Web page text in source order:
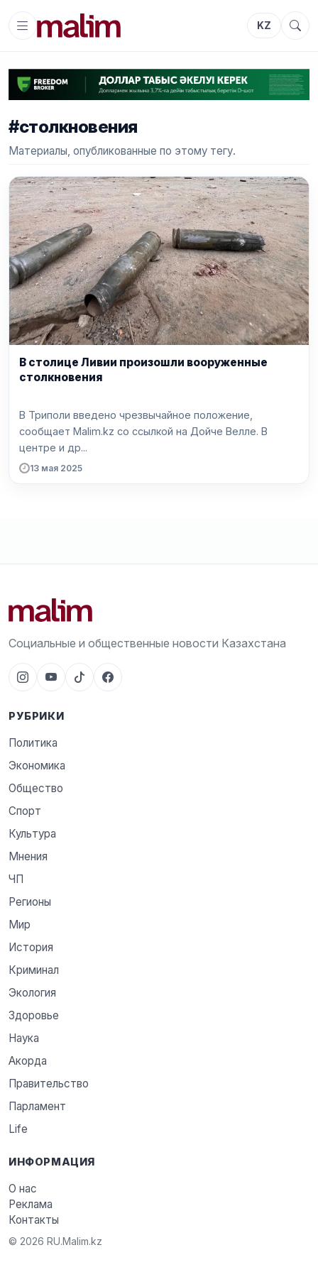
KZ
#столкновения
Материалы, опубликованные по этому тегу.
В столице Ливии произошли вооруженные
столкновения
В Триполи введено чрезвычайное положение,
сообщает Malim.kz со ссылкой на Дойче Велле. В
центре и др...
13 мая 2025
Социальные и общественные новости Казахстана
РУБРИКИ
Политика
Экономика
Общество
Спорт
Культура
Мнения
ЧП
Регионы
Мир
История
Криминал
Экология
Здоровье
Наука
Акорда
Правительство
Парламент
Life
ИНФОРМАЦИЯ
О нас
Реклама
Контакты
© 2026 RU.Malim.kz